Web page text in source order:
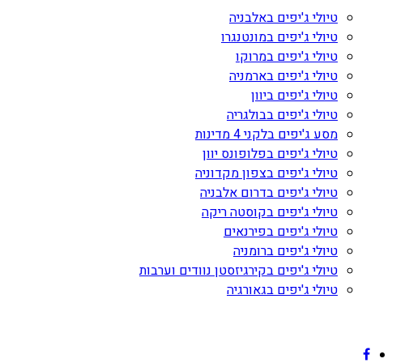
טיולי ג'יפים באלבניה
טיולי ג'יפים במונטנגרו
טיולי ג'יפים במרוקו
טיולי ג'יפים בארמניה
טיולי ג'יפים ביוון
טיולי ג'יפים בבולגריה
מסע ג'יפים בלקני 4 מדינות
טיולי ג'יפים בפלופונס יוון
טיולי ג'יפים בצפון מקדוניה
טיולי ג'יפים בדרום אלבניה
טיולי ג'יפים בקוסטה ריקה
טיולי ג'יפים בפירנאים
טיולי ג'יפים ברומניה
טיולי ג'יפים בקירגיזסטן נוודים וערבות
טיולי ג'יפים בגאורגיה